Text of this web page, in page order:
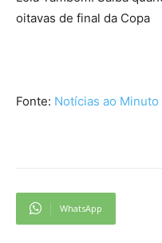
oitavas de final da Copa
Fonte: Notícias ao Minuto
WhatsApp